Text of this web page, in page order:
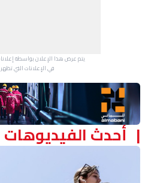
في الإعلانات التي
Advertisement Section
أحدث الفيديوهات